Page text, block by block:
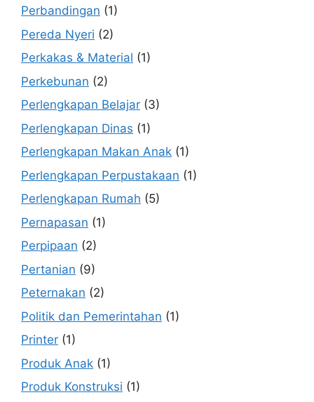
Perbandingan (1)
Pereda Nyeri (2)
Perkakas & Material (1)
Perkebunan (2)
Perlengkapan Belajar (3)
Perlengkapan Dinas (1)
Perlengkapan Makan Anak (1)
Perlengkapan Perpustakaan (1)
Perlengkapan Rumah (5)
Pernapasan (1)
Perpipaan (2)
Pertanian (9)
Peternakan (2)
Politik dan Pemerintahan (1)
Printer (1)
Produk Anak (1)
Produk Konstruksi (1)